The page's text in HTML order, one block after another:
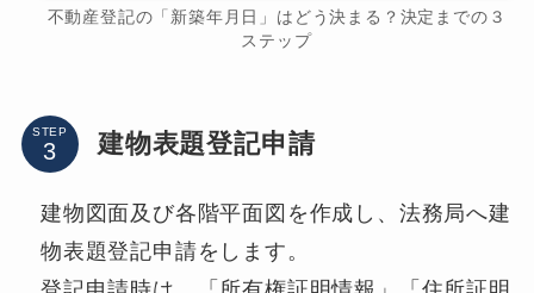
不動産登記の「新築年月日」はどう決まる？決定までの３
ステップ
STEP 建物表題登記申請
建物図面及び各階平面図を作成し、法務局へ建
物表題登記申請をします。